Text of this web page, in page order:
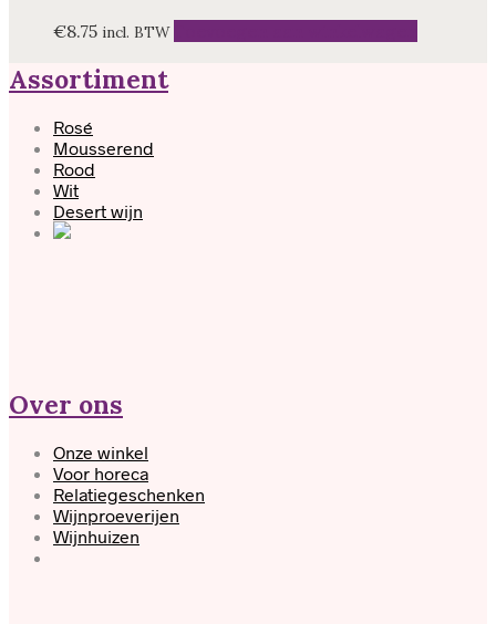
€8.75 incl. BTW
Assortiment
Rosé
Mousserend
Rood
Wit
Desert wijn
Over ons
Onze winkel
Voor horeca
Relatiegeschenken
Wijnproeverijen
Wijnhuizen